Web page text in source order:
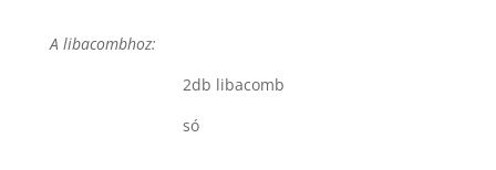
A libacombhoz:
2db libacomb
só